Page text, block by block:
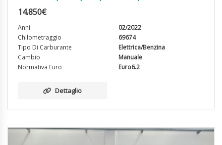
14.850€
Anni
02/2022
Chilometraggio
69674
Tipo Di Carburante
Elettrica/Benzina
Cambio
Manuale
Normativa Euro
Euro6.2
Dettaglio